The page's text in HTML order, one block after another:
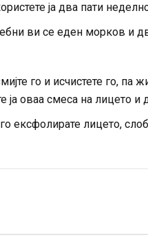
ја два пати
ви се еден морков и
го и исчистете го,
ја оваа смеса на лицето и
ексфолирате лицето,